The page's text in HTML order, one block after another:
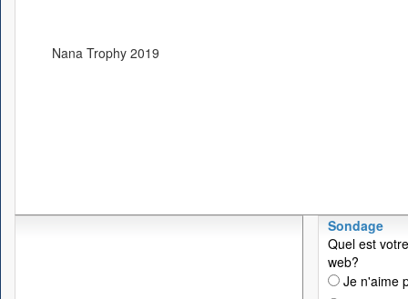
Nana Trophy 2019
Sondage
Quel est
web?
Je n'aime